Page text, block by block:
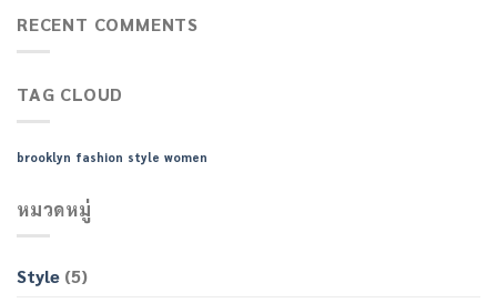
RECENT COMMENTS
TAG CLOUD
brooklyn fashion style women
หมวดหมู่
Style (5)